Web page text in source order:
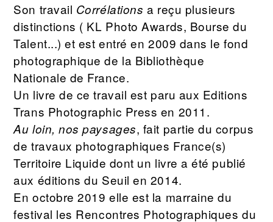
Son travail Corrélations a reçu plusieurs
distinctions ( KL Photo Awards, Bourse du
Talent...) et est entré en 2009 dans le fond
photographique de la Bibliothèque
Nationale de France.
Un livre de ce travail est paru aux Editions
Trans Photographic Press en 2011.
Au loin, nos paysages, fait partie du corpus
de travaux photographiques France(s)
Territoire Liquide dont un livre a été publié
aux éditions du Seuil en 2014.
En octobre 2019 elle est la marraine du
festival les Rencontres Photographiques du